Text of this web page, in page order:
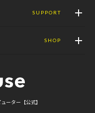
SUPPORT
SHOP
ーター【公式】